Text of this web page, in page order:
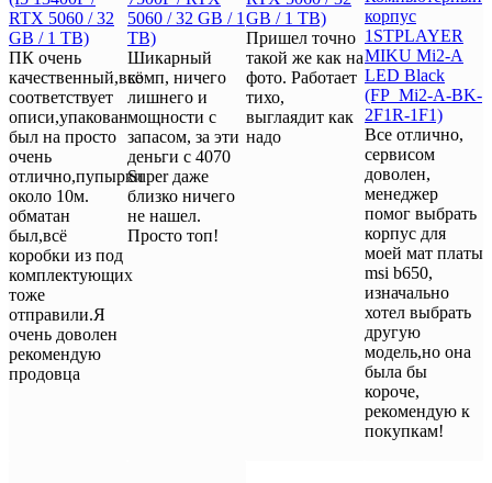
ПК очень
качественный,всё
соответствует
описи,упакован
был на просто
очень
отлично,пупырки
около 10м.
обматан
был,всё
коробки из под
комплектующих
тоже
отправили.Я
очень доволен
рекомендую
продовца
Шикарный
комп, ничего
лишнего и
мощности с
запасом, за эти
деньги с 4070
Super даже
близко ничего
не нашел.
Просто топ!
Пришел точно
такой же как на
фото. Работает
тихо,
выглаядит как
надо
Все отлично,
сервисом
доволен,
менеджер
помог выбрать
корпус для
моей мат платы
msi b650,
изначально
хотел выбрать
другую
модель,но она
была бы
короче,
рекомендую к
покупкам!